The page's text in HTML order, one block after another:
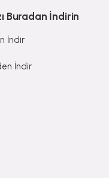
Buradan İndirin